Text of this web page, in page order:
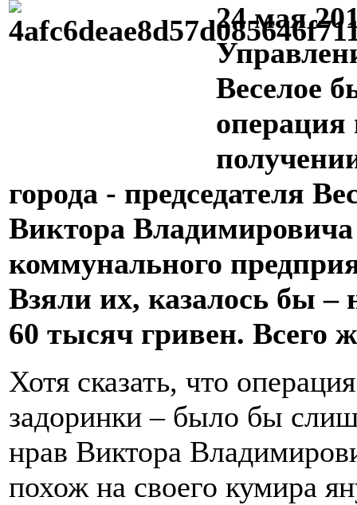
24 мая
Веселое
города - председателя
Виктора
коммунального
Взяли их, казалось бы
60 тысяч гривен. Всего
Хотя сказать, что
задоринки – было бы
нрав Виктора
похож на своего кумира